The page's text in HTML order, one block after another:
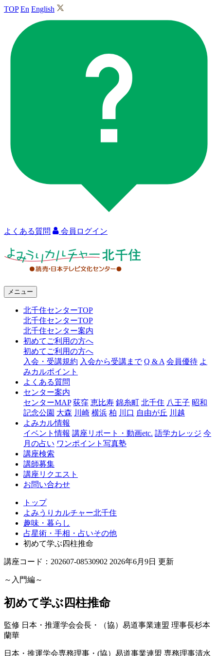
TOP En English
よくある質問 会員ログイン
ャ
千
メニュー
北千住センターTOP
北千住センターTOP
北千住センター案内
初めてご利用の方へ
初めてご利用の方へ
入会・受講規約 入会から受講まで Q & A 会員優待 よ
みカルポイント
よくある質問
センター案内
センターMAP 荻窪 恵比寿 錦糸町 北千住 八王子 昭和
記念公園 大森 川崎 横浜 柏 川口 自由が丘 川越
よみカル情報
イベント情報 講座リポート・動画etc. 語学カレッジ 今
月の占い ワンポイント写真塾
講座検索
講師募集
講座リクエスト
お問い合わせ
トップ
よみうりカルチャー北千住
趣味・暮らし
占星術・手相・占いその他
初めて学ぶ四柱推命
講座コード：202607-08530902 2026年6月9日 更新
～入門編～
初めて学ぶ四柱推命
監修 日本・推運学会会長・（協）易道事業連盟 理事長杉本
蘭華
日本・推運学会専務理事・(協）易道事業連盟 専務理事清水